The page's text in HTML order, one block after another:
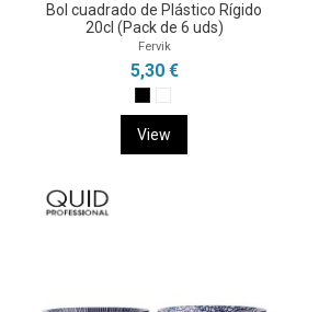
Bol cuadrado de Plástico Rígido
20cl (Pack de 6 uds)
Fervik
5,30 €
View